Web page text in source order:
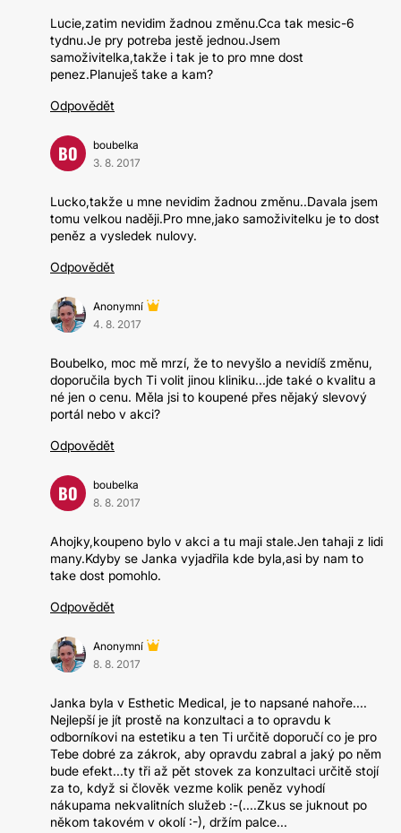
Lucie,zatim nevidim žadnou změnu.Cca tak mesic-6
tydnu.Je pry potreba jestě jednou.Jsem
samoživitelka,takže i tak je to pro mne dost
penez.Planuješ take a kam?
Odpovědět
BO
boubelka
3. 8. 2017
Lucko,takže u mne nevidim žadnou změnu..Davala jsem
tomu velkou naději.Pro mne,jako samoživitelku je to dost
peněz a vysledek nulovy.
Odpovědět
Anonymní
4. 8. 2017
Boubelko, moc mě mrzí, že to nevyšlo a nevidíš změnu,
doporučila bych Ti volit jinou kliniku...jde také o kvalitu a
né jen o cenu. Měla jsi to koupené přes nějaký slevový
portál nebo v akci?
Odpovědět
BO
boubelka
8. 8. 2017
Ahojky,koupeno bylo v akci a tu maji stale.Jen tahaji z lidi
many.Kdyby se Janka vyjadřila kde byla,asi by nam to
take dost pomohlo.
Odpovědět
Anonymní
8. 8. 2017
Janka byla v Esthetic Medical, je to napsané nahoře....
Nejlepší je jít prostě na konzultaci a to opravdu k
odborníkovi na estetiku a ten Ti určitě doporučí co je pro
Tebe dobré za zákrok, aby opravdu zabral a jaký po něm
bude efekt...ty tři až pět stovek za konzultaci určitě stojí
za to, když si člověk vezme kolik peněz vyhodí
nákupama nekvalitních služeb :-(....Zkus se juknout po
někom takovém v okolí :-), držím palce...